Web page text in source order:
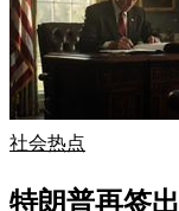
社会热点
特朗普再签